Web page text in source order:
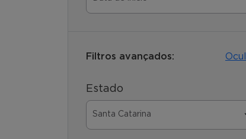
Filtros avançados:
Estado